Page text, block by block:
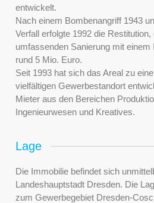
entwickelt.
Nach einem Bombenangriff 1943
Verfall erfolgte 1992 die
umfassenden Sanierung mit
rund 5 Mio. Euro.
Seit 1993 hat sich das Areal zu
vielfältigen Gewerbestandort
Mieter aus den Bereichen
Ingenieurwesen und Kreatives.
Lage
Die Immobilie befindet sich
Landeshauptstadt Dresden. Die
zum Gewerbegebiet Dresden-